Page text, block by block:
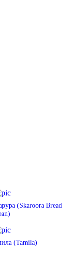
(Skaroora Bread
(Tamila)